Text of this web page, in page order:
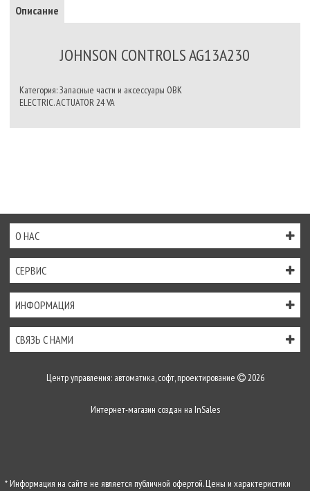
Описание
JOHNSON CONTROLS AG13A230
Категория: Запасные части и аксессуары ОВК
ELECTRIC. ACTUATOR 24 VA
О НАС
СЕРВИС
ИНФОРМАЦИЯ
СВЯЗЬ С НАМИ
Центр управления: автоматика, софт, проектирование 2026
Интернет-магазин создан на InSales
* Информация на сайте не является публичной офертой. Цены и характеристики